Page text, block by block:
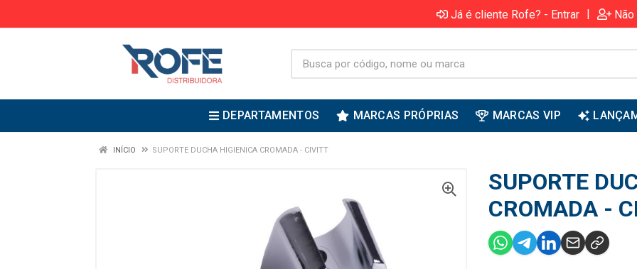
Já é cliente Rofe? - Entrar |
DEPARTAMENTOS MARCAS PRÓPRIAS MARCAS VIP
INÍCIO SUPORTE DUCHA HIGIENICA CROMADA - CIVITT
SUPORTE
CROMADA -